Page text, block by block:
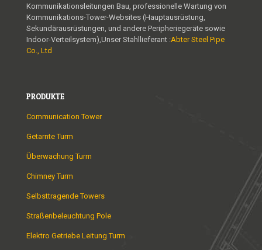
Kommunikationsleitungen Bau, professionelle Wartung von
Kommunikations-Tower-Websites (Hauptausrüstung,
Sekundärausrüstungen, und andere Peripheriegeräte sowie
Indoor-Verteilsystem),Unser Stahllieferant :Abter Steel Pipe
Co., Ltd
PRODUKTE
Communication Tower
Getarnte Turm
Überwachung Turm
Chimney Turm
Selbsttragende Towers
Straßenbeleuchtung Pole
Elektro Getriebe Leitung Turm